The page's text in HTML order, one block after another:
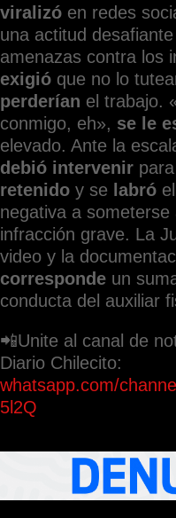
viralizó en redes
una actitud
amenazas contra los
exigió que no lo
perderían el trabajo.
conmigo, eh», se le
elevado. Ante la
debió intervenir
retenido y se labró
negativa a someterse
infracción grave. La
video y la
corresponde un
conducta del auxiliar
📲Unite al canal de
Diario Chilecito:
whatsapp.com/
5l2Q